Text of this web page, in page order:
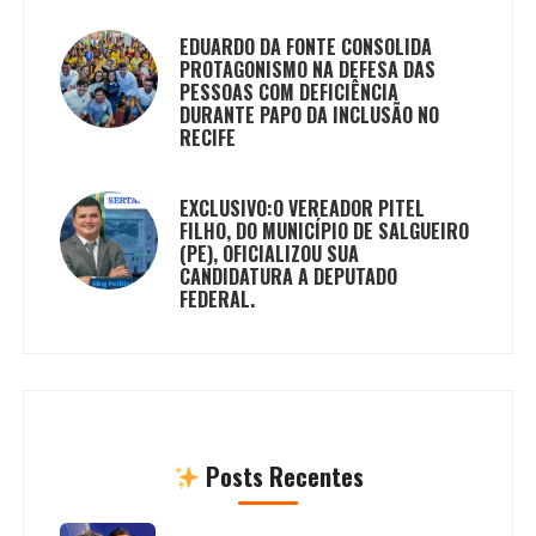
EDUARDO DA FONTE CONSOLIDA
PROTAGONISMO NA DEFESA DAS
PESSOAS COM DEFICIÊNCIA
DURANTE PAPO DA INCLUSÃO NO
RECIFE
EXCLUSIVO:O VEREADOR PITEL
FILHO, DO MUNICÍPIO DE SALGUEIRO
(PE), OFICIALIZOU SUA
CANDIDATURA A DEPUTADO
FEDERAL.
Posts Recentes